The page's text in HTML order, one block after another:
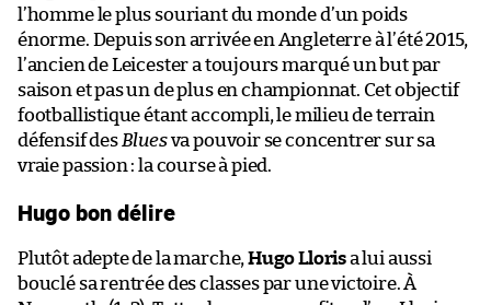
l’homme le plus souriant du monde d’un poids
énorme. Depuis son arrivée en Angleterre à l’été 2015,
l’ancien de Leicester a toujours marqué un but par
saison et pas un de plus en championnat. Cet objectif
footballistique étant accompli, le milieu de terrain
défensif des Bluesva pouvoir se concentrer sur sa
vraie passion : la course à pied.
Hugo bon délire
Plutôt adepte de la marche, Hugo Llorisa lui aussi
bouclé sa rentrée des classes par une victoire. À